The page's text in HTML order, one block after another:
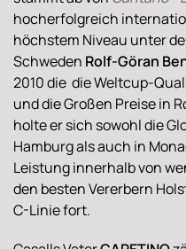
hocherfolgreich
höchstem Niveau unter
Schweden Rolf-Göran
2010 die die Weltcup-
und die Großen Preise in
holte er sich sowohl die
Hamburg als auch in
Leistung innerhalb von
den besten Vererbern
C-Linie fort.